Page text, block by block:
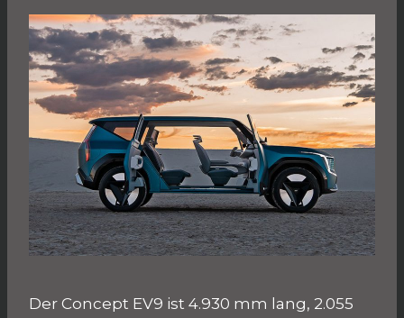
Der Concept EV9 ist 4.930 mm lang, 2.055